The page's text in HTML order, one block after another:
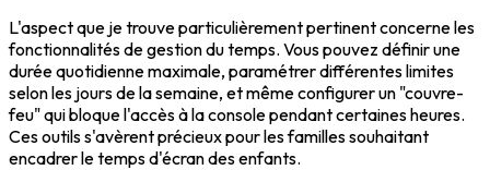
L'aspect que je trouve particulièrement pertinent concerne les
fonctionnalités de gestion du temps. Vous pouvez définir une
durée quotidienne maximale, paramétrer différentes limites
selon les jours de la semaine, et même configurer un "couvre-
feu" qui bloque l'accès à la console pendant certaines heures.
Ces outils s'avèrent précieux pour les familles souhaitant
encadrer le temps d'écran des enfants.